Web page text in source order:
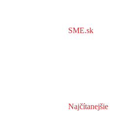
SME.sk
Najčítanejšie